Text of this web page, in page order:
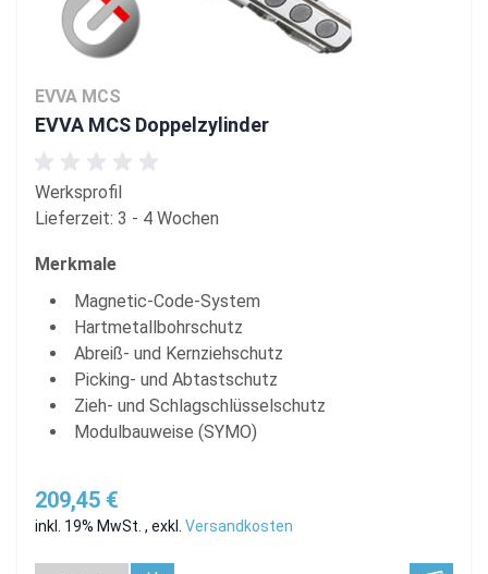
EVVA MCS
EVVA MCS Doppelzylinder
Werksprofil
Lieferzeit: 3 - 4 Wochen
Merkmale
Magnetic-Code-System
Hartmetallbohrschutz
Abreiß- und Kernziehschutz
Picking- und Abtastschutz
Zieh- und Schlagschlüsselschutz
Modulbauweise (SYMO)
209,45 €
inkl. 19% MwSt. , exkl. Versandkosten